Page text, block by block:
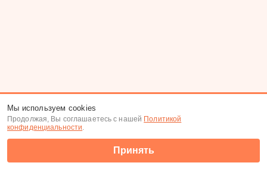
Мы используем cookies
Продолжая, Вы соглашаетесь с нашей Политикой
конфиденциальности.
Принять